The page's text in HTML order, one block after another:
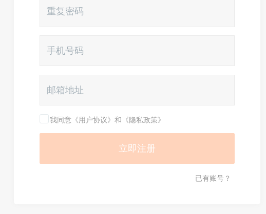
我同意《用户协议》和《隐私政策》
已有账号？